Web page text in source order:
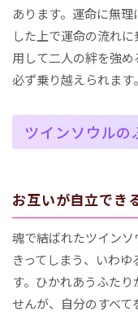
あります。運命に無
した上で運命の流れ
用して二人の絆を強
必ず乗り越えられます。
ツインソウルの
お互いが自立でき
魂で結ばれたツイン
きってしまう、いわ
す。ひかれあうふた
せんが、自分のすべ